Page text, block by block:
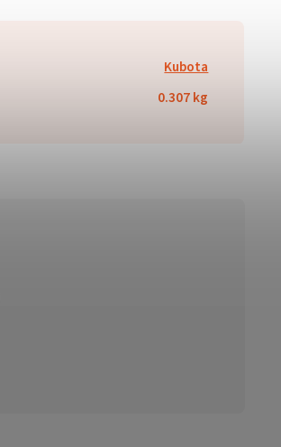
Kubota
0.307 kg